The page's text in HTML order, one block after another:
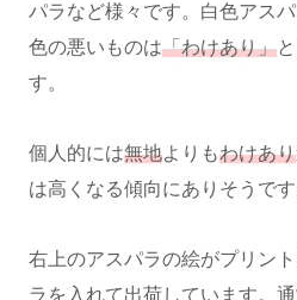
パラなど様々です。白色アス
色の悪いものは「わけあり」
す。
個人的には無地よりもわけあり
は高くなる傾向にありそうです
右上のアスパラの絵がプリン
ラを入れて出荷しています。